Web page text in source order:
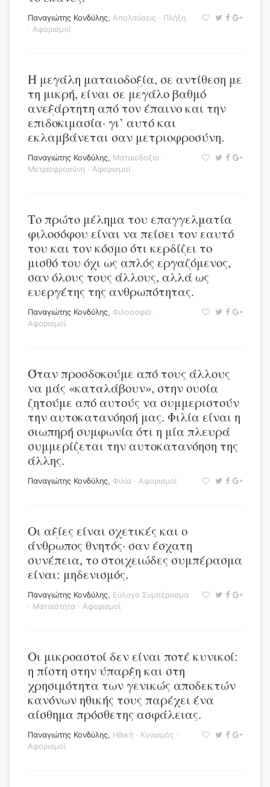
Παναγιώτης Κονδύλης, Απολαύσεις · Πλήξη
· Αφορισμοί
Η μεγάλη ματαιοδοξία, σε αντίθεση με
τη μικρή, είναι σε μεγάλο βαθμό
ανεξάρτητη από τον έπαινο και την
επιδοκιμασία· γι’ αυτό και
εκλαμβάνεται σαν μετριοφροσύνη.
Παναγιώτης Κονδύλης, Ματαιοδοξία ·
Μετριοφροσύνη · Αφορισμοί
Το πρώτο μέλημα του επαγγελματία
φιλοσόφου είναι να πείσει τον εαυτό
του και τον κόσμο ότι κερδίζει το
μισθό του όχι ως απλός εργαζόμενος,
σαν όλους τους άλλους, αλλά ως
ευεργέτης της ανθρωπότητας.
Παναγιώτης Κονδύλης, Φιλοσοφία ·
Αφορισμοί
Όταν προσδοκούμε από τους άλλους
να μάς «καταλάβουν», στην ουσία
ζητούμε από αυτούς να συμμεριστούν
την αυτοκατανόησή μας. Φιλία είναι η
σιωπηρή συμφωνία ότι η μία πλευρά
συμμερίζεται την αυτοκατανόηση της
άλλης.
Παναγιώτης Κονδύλης, Φιλία · Αφορισμοί
Οι αξίες είναι σχετικές και ο
άνθρωπος θνητός· σαν έσχατη
συνέπεια, το στοιχειώδες συμπέρασμα
είναι: μηδενισμός.
Παναγιώτης Κονδύλης, Εύλογο Συμπέρασμα
· Ματαιότητα · Αφορισμοί
Οι μικροαστοί δεν είναι ποτέ κυνικοί:
η πίστη στην ύπαρξη και στη
χρησιμότητα των γενικώς αποδεκτών
κανόνων ηθικής τους παρέχει ένα
αίσθημα πρόσθετης ασφάλειας.
Παναγιώτης Κονδύλης, Ηθική · Κυνισμός ·
Αφορισμοί